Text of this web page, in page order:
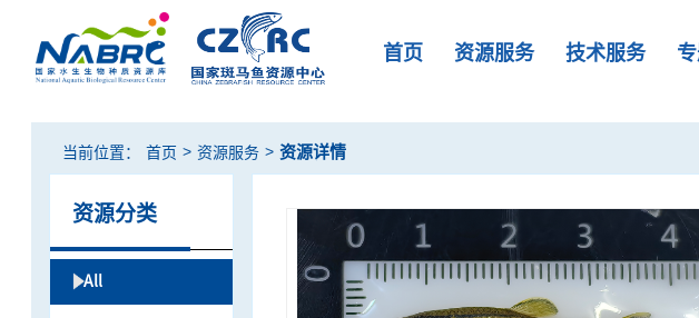
首页 资源服务 技术服务
当前位置： 首页 > 资源服务 > 资源详情
资源分类
All